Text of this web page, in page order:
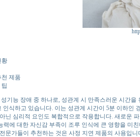
황
제품
기능 장애 중 하나로, 성관계 시 만족스러운 시간
인식하고 있습니다. 이는 성관계 시간이 5분 이하인
닌 심리적 요인도 복합적으로 작용합니다. 새로운
력에 대한 자신감 부족이 조루 인식에 큰 영향을 미
문가들이 추천하는 것은 사정 지연 제품의 사용입